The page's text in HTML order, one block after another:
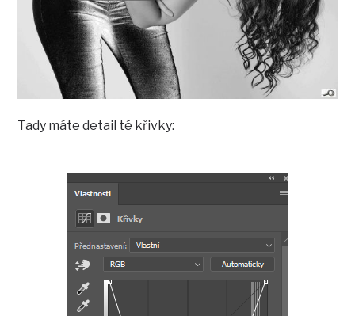
Tady máte detail té křivky: